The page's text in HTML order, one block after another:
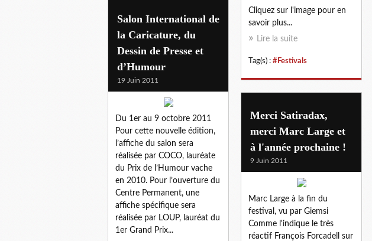
Cliquez sur l'image pour en
savoir plus...
Lire la suite
Tag(s) : #Festivals
Salon International de
la Caricature, du
Dessin de Presse et
d’Humour
19 Juin 2011
Du 1er au 9 octobre 2011
Pour cette nouvelle édition,
l’affiche du salon sera
réalisée par COCO, lauréate
du Prix de l’Humour vache
en 2010. Pour l’ouverture du
Centre Permanent, une
affiche spécifique sera
réalisée par LOUP, lauréat du
1er Grand Prix...
Merci Satiradax,
merci Marc Large et
à l'année prochaine !
9 Juin 2011
Marc Large à la fin du
festival, vu par Giemsi
Comme l'indique le très
réactif François Forcadell sur